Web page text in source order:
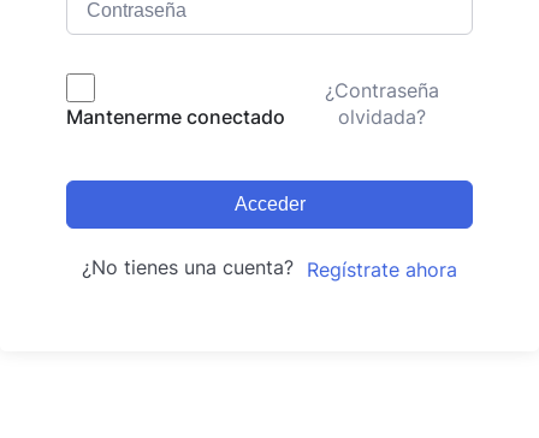
Mantenerme conectado
¿Contraseña
olvidada?
Acceder
¿No tienes una cuenta? Regístrate ahora